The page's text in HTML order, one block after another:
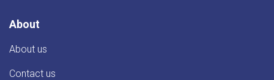
About
About us
Contact us